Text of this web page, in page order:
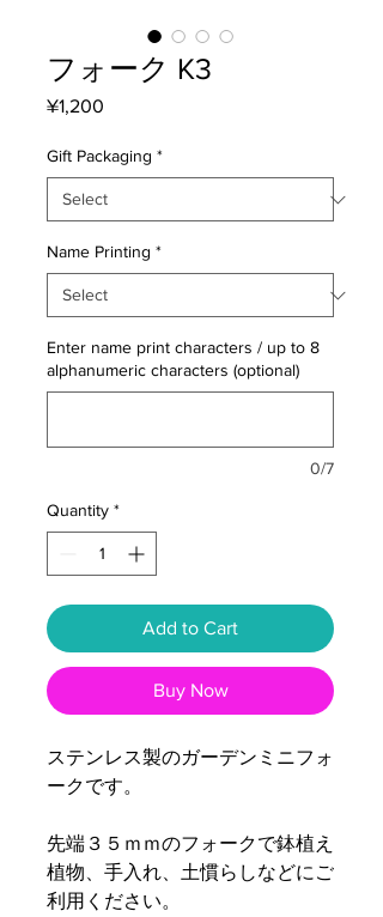
フォーク K3
¥1,200
Gift Packaging *
Name Printing *
Enter name print characters / up to 8
alphanumeric characters (optional)
0/7
Quantity *
Add to Cart
Buy Now
ステンレス製のガーデンミニフォ
ークです。
先端３５ｍｍのフォークで鉢植え
植物、手入れ、土慣らしなどにご
利用ください。